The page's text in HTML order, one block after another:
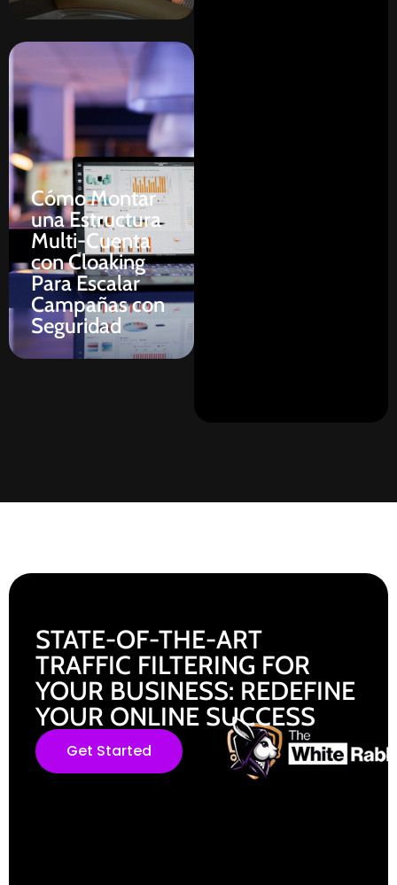
Cómo Montar
una Estructura
Multi-Cuenta
con Cloaking
Para Escalar
Campañas con
Seguridad
STATE-OF-THE-ART
TRAFFIC FILTERING FOR
YOUR BUSINESS: REDEFINE
YOUR ONLINE SUCCESS
Get Started